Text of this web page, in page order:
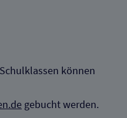
können
gebucht werden.